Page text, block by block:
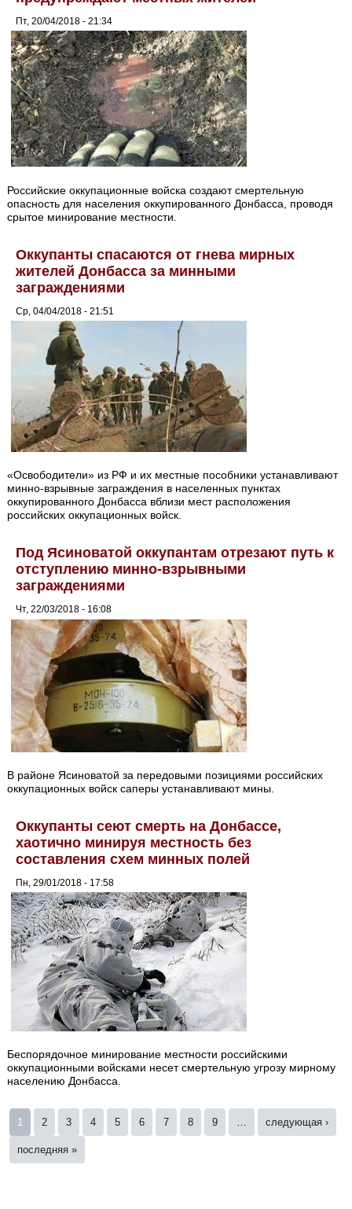
Пт, 20/04/2018 - 21:34
Российские оккупационные войска создают смертельную
опасность для населения оккупированного Донбасса, проводя
срытое минирование местности.
Оккупанты спасаются от гнева мирных
жителей Донбасса за минными
заграждениями
Ср, 04/04/2018 - 21:51
«Освободители» из РФ и их местные пособники устанавливают
минно-взрывные заграждения в населенных пунктах
оккупированного Донбасса вблизи мест расположения
российских оккупационных войск.
Под Ясиноватой оккупантам отрезают путь к
отступлению минно-взрывными
заграждениями
Чт, 22/03/2018 - 16:08
В районе Ясиноватой за передовыми позициями российских
оккупационных войск саперы устанавливают мины.
Оккупанты сеют смерть на Донбассе,
хаотично минируя местность без
составления схем минных полей
Пн, 29/01/2018 - 17:58
Беспорядочное минирование местности российскими
оккупационными войсками несет смертельную угрозу мирному
населению Донбасса.
Страницы
1 2 3 4 5 6 7 8 9 … следующая ›
последняя »